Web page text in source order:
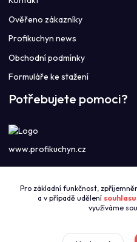
Ověřeno zákazníky
Profikuchyn news
Obchodní podmínky
Formuláře ke stažení
Potřebujete pomoci?
www.profikuchyn.cz
+420774421626
(Po-Pá 8:00-16:00)
sales@profikuchyn.cz
Pro základní funkčnost,
a v případě udělení souhlasu
využíváme